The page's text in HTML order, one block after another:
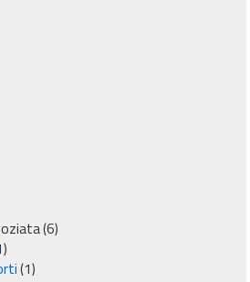
(6)
(1)